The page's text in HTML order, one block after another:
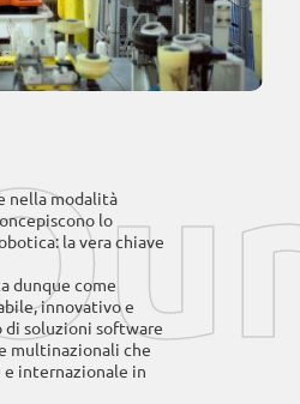
nella modalità
lo
la vera chiave
dunque come
innovativo e
soluzioni software
multinazionali che
e internazionale in